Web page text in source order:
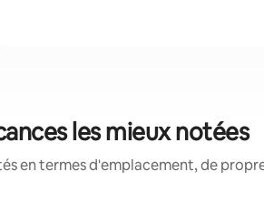
les mieux notées
en termes d'emplacement, de